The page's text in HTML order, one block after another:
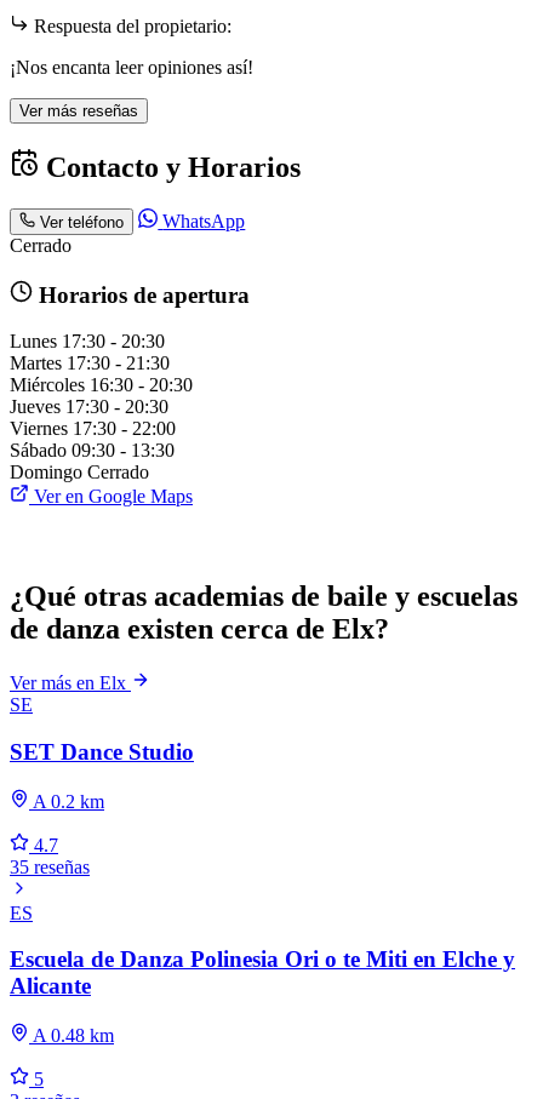
Respuesta del propietario:
¡Nos encanta leer opiniones así!
Ver más reseñas
Contacto y Horarios
Ver teléfono
WhatsApp
Cerrado
Horarios de apertura
Lunes 17:30 - 20:30
Martes 17:30 - 21:30
Miércoles 16:30 - 20:30
Jueves 17:30 - 20:30
Viernes 17:30 - 22:00
Sábado 09:30 - 13:30
Domingo Cerrado
Ver en Google Maps
¿Qué otras academias de baile y escuelas
de danza existen cerca de Elx?
Ver más en Elx
SE
SET Dance Studio
A 0.2 km
4.7
35 reseñas
ES
Escuela de Danza Polinesia Ori o te Miti en Elche y
Alicante
A 0.48 km
5